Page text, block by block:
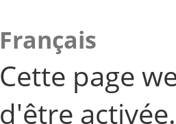
Français
Cette page
d'être